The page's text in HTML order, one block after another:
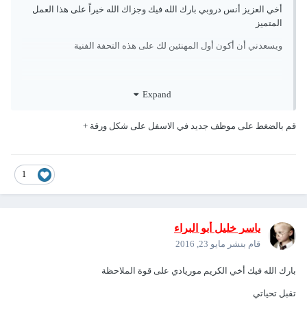
أخي العزيز أنس دروبي بارك الله فيك وجزاك الله خيراً على هذا العمل
المتميز
ويسعدني أن أكون أول المهنئين لك على هذه التحفة الفنية
* عند تجربة البرنامج وتنصيبه وعند النقر على "موظف جديد" .. عند
تقبل وافر تقديري واحترامي
Expand
قم بالضغط على موظف جديد في الاسفل على شكل ورقة +
ياسر خليل أبو البراء
قام بنشر مايو 23, 2016
بارك الله فيك أخي الكريم موريادي على قوة الملاحظة
تقبل تحياتي